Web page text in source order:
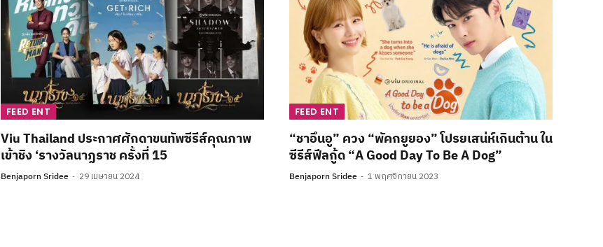
FEED ENT
Viu Thailand ประกาศศักดาขนทัพซีรีส์คุณภาพ
เข้าชิง ‘รางวัลนาฏราช ครั้งที่ 15
Benjaporn Sridee 29 เมษายน 2024
FEED ENT
“ชาอึนอู” ควง “พัคกยูยอง” โปรยเสน่ห์เกินต้าน ใน
ซีรีส์ฟีลกู้ด “A Good Day To Be A Dog”
Benjaporn Sridee 1 พฤศจิกายน 2023